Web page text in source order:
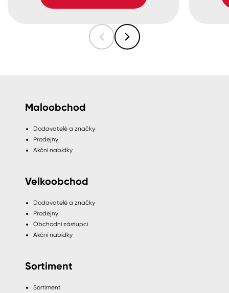
Maloobchod
Dodavatelé a značky
Prodejny
Akční nabídky
Velkoobchod
Dodavatelé a značky
Prodejny
Obchodní zástupci
Akční nabídky
Sortiment
Sortiment